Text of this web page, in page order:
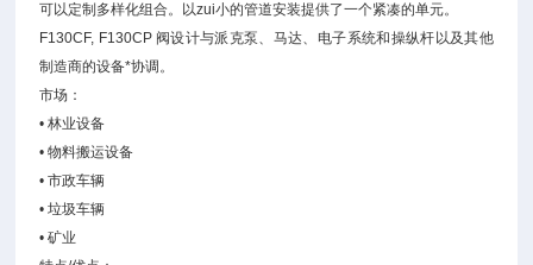
可以定制多样化组合。以zui小的管道安装提供了一个紧凑的单元。
F130CF, F130CP 阀设计与派克泵、马达、电子系统和操纵杆以及其他
制造商的设备*协调。
市场：
• 林业设备
• 物料搬运设备
• 市政车辆
• 垃圾车辆
• 矿业